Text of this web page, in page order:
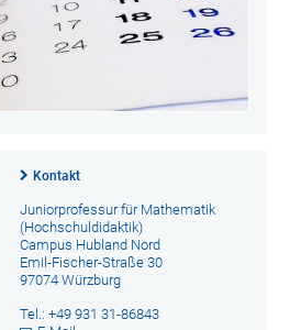
Kontakt
Juniorprofessur für Mathematik
(Hochschuldidaktik)
Campus Hubland Nord
Emil-Fischer-Straße 30
97074 Würzburg
Tel.: +49 931 31-86843